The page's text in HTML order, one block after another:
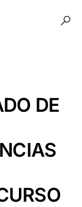
DE